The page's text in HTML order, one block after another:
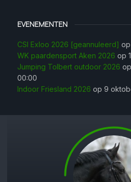
EVENEMENTEN
CSI Exloo 2026 [geannuleerd]
WK paardensport Aken 2026 op
Jumping Tolbert outdoor 2026
00:00
Indoor Friesland 2026 op 9